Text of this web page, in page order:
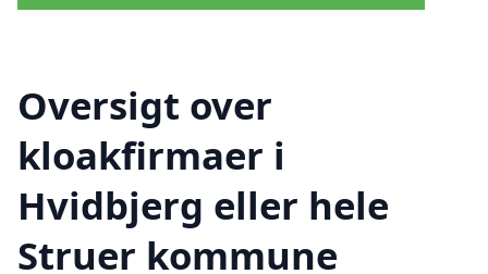
Oversigt over
kloakfirmaer i
Hvidbjerg eller hele
Struer kommune